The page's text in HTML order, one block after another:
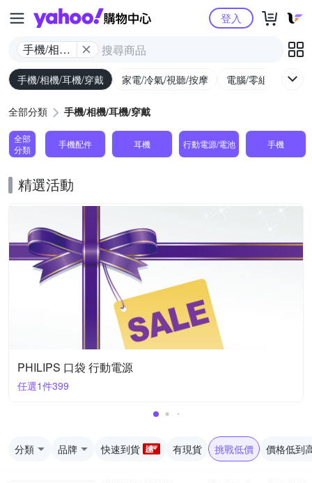
Yahoo購物中心
手機/相機/
耳機/穿戴
登入
手機/相機/耳機/穿戴 家電/冷氣/視聽/按摩 電腦/零組件/週邊/
全部分類 手機/相機/耳機/穿戴
全部
分類
手機配件 耳機 行動電源/電池 手機
精選活動
PHILIPS 口袋 行動電源
任選1件399
分類 品牌 快速到貨 有現貨 挑戰低價 價格低到